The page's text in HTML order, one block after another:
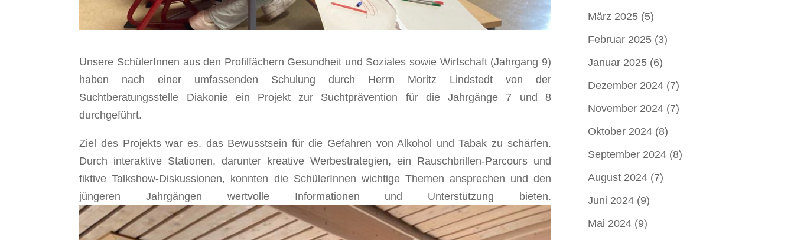
Unsere SchülerInnen aus den Profilfächern Gesundheit und Soziales sowie Wirtschaft (Jahrgang 9)
haben nach einer umfassenden Schulung durch Herrn Moritz Lindstedt von der
Suchtberatungsstelle Diakonie ein Projekt zur Suchtprävention für die Jahrgänge 7 und 8
durchgeführt.
Ziel des Projekts war es, das Bewusstsein für die Gefahren von Alkohol und Tabak zu schärfen.
Durch interaktive Stationen, darunter kreative Werbestrategien, ein Rauschbrillen-Parcours und
fiktive Talkshow-Diskussionen, konnten die SchülerInnen wichtige Themen ansprechen und den
jüngeren Jahrgängen wertvolle Informationen und Unterstützung bieten.
März 2025(5)
Februar 2025(3)
Januar 2025(6)
Dezember 2024(7)
November 2024(7)
Oktober 2024(8)
September 2024(8)
August 2024(7)
Juni 2024(9)
Mai 2024(9)